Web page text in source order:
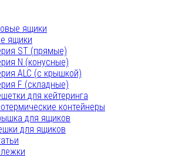
ящики
ящики
ST (прямые)
N (конусные)
ALC (с крышкой)
F (складные)
для кейтеринга
контейнеры
для ящиков
для ящиков